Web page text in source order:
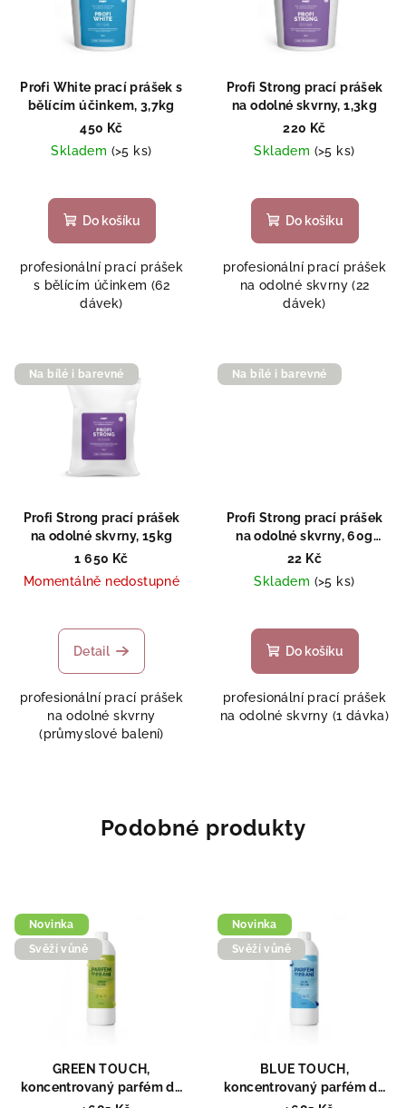
Profi White prací prášek s
bělícím účinkem, 3,7kg
450 Kč
Skladem (>5 ks)
Do košíku
profesionální prací prášek
s bělícím účinkem (62
dávek)
Profi Strong prací prášek
na odolné skvrny, 1,3kg
220 Kč
Skladem (>5 ks)
hodnocení
produktu
z
5
hvězdiček.
Do košíku
profesionální prací prášek
na odolné skvrny (22
dávek)
Na bílé i barevné
Profi Strong prací prášek
na odolné skvrny, 15kg
1 650 Kč
Momentálně nedostupné
Detail
profesionální prací prášek
na odolné skvrny
(průmyslové balení)
Na bílé i barevné
Profi Strong prací prášek
na odolné skvrny, 60g
(vzorek)
22 Kč
Skladem (>5 ks)
Do košíku
profesionální prací prášek
na odolné skvrny (1 dávka)
Podobné produkty
Novinka
Svěží vůně
GREEN TOUCH,
koncentrovaný parfém do
praní, 500ml
Novinka
Svěží vůně
BLUE TOUCH,
koncentrovaný parfém do
praní, 500ml